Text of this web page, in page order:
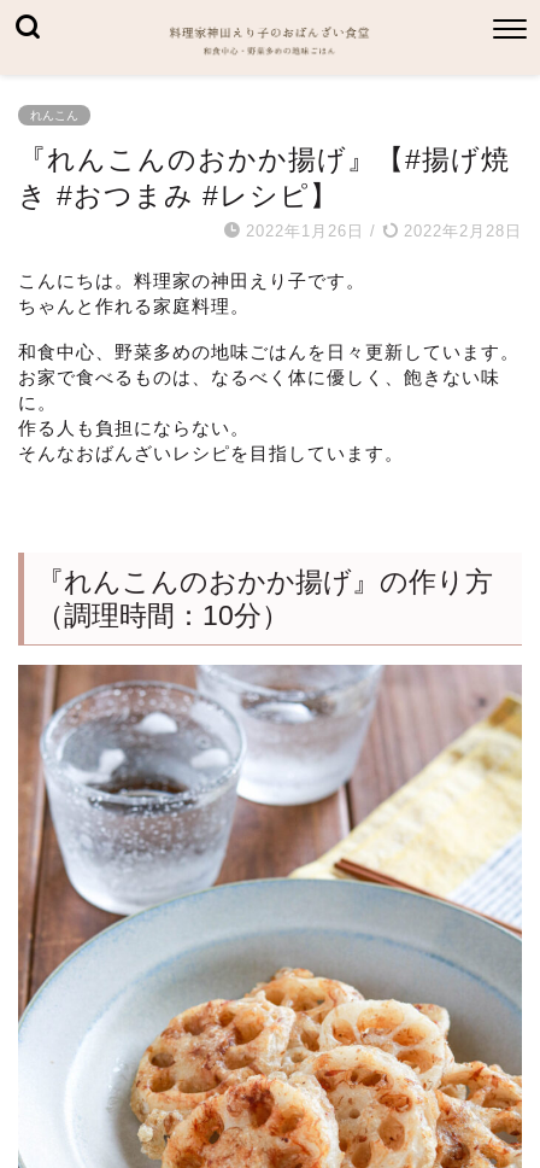
れんこん
『れんこんのおかか揚げ』【#揚げ焼
き #おつまみ #レシピ】
2022年1月26日 / 2022年2月28日
こんにちは。料理家の神田えり子です。
ちゃんと作れる家庭料理。
和食中心、野菜多めの地味ごはんを日々更新しています。
お家で食べるものは、なるべく体に優しく、飽きない味
に。
作る人も負担にならない。
そんなおばんざいレシピを目指しています。
『れんこんのおかか揚げ』の作り方
（調理時間：10分）